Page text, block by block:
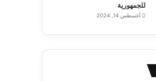
للجمهورية
أغسطس 14, 2024